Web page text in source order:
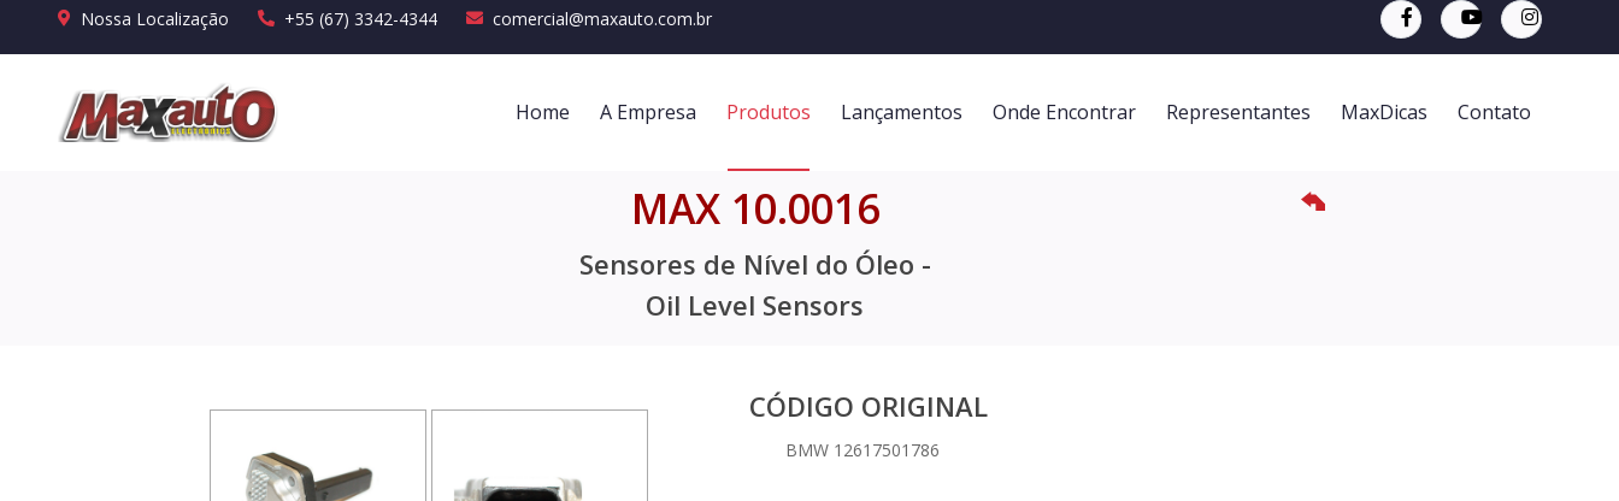
Nossa Localização +55 (67) 3342-4344 comercial@maxauto.com.br
Home A Empresa Produtos Lançamentos Onde Encontrar Representantes MaxDicas Contato
MAX 10.0016
Sensores de Nível do Óleo -
Oil Level Sensors
CÓDIGO ORIGINAL
BMW 12617501786